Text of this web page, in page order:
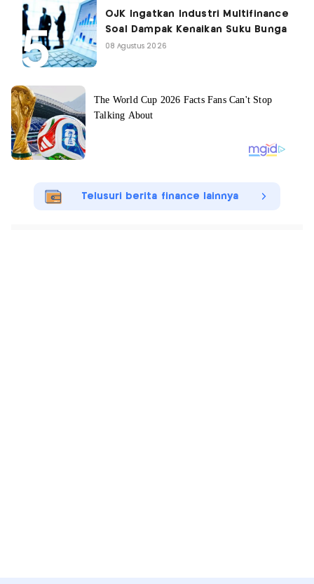
OJK Ingatkan Industri Multifinance
Soal Dampak Kenaikan Suku Bunga
08 Agustus 2026
Telusuri berita finance lainnya